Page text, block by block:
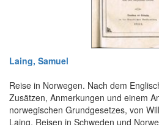
Laing, Samuel
Reise in Norwegen. Nach dem
Zusätzen, Anmerkungen und einem
norwegischen Grundgesetzes, von
Laing, Reisen in Schweden und